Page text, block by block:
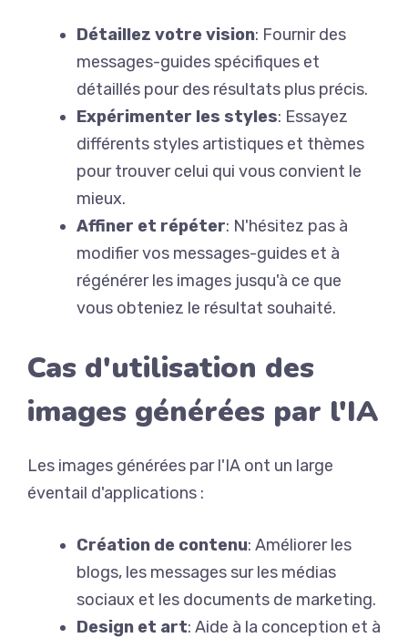
Détaillez votre vision: Fournir des
messages-guides spécifiques et
détaillés pour des résultats plus précis.
Expérimenter les styles: Essayez
différents styles artistiques et thèmes
pour trouver celui qui vous convient le
mieux.
Affiner et répéter: N'hésitez pas à
modifier vos messages-guides et à
régénérer les images jusqu'à ce que
vous obteniez le résultat souhaité.
Cas d'utilisation des
images générées par l'IA
Les images générées par l'IA ont un large
éventail d'applications :
Création de contenu: Améliorer les
blogs, les messages sur les médias
sociaux et les documents de marketing.
Design et art: Aide à la conception et à